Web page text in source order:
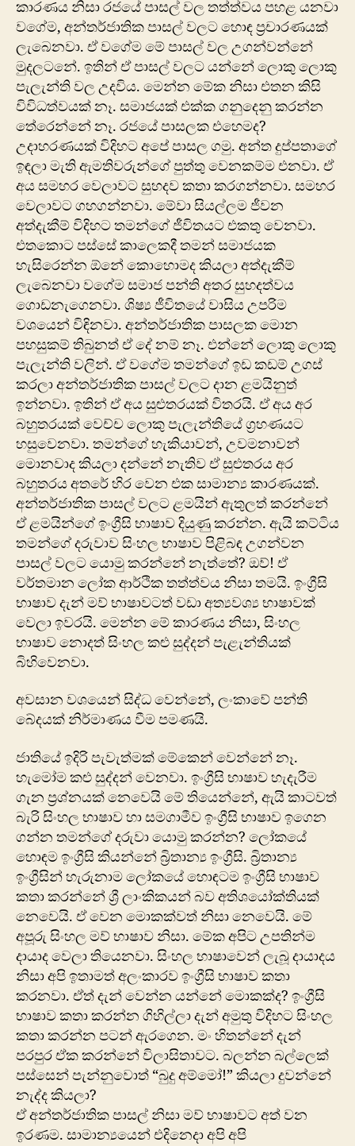
කාරණය නිසා රජයේ පාසල් වල තත්ත්වය පහළ යනවා
ව‍ගේම, අන්තර්ජාතික පාසල් වලට හොඳ ප්‍රචාරණයක්
ලැබෙනවා. ඒ වගේම මේ පාසල් වල උගන්වන්නේ
මුදලටනේ. ඉතින් ඒ පාසල් වලට යන්නේ ලොකු ලොකු
පැලැන්ති වල උදවිය. මෙන්න මේක නිසා ‍එත‍න කිසි
විවිධත්වයක් නෑ. සමාජයක් එක්ක ගනුදෙනු කරන්න
තේරෙන්නේ නෑ. රජයේ පාසලක එහෙමද?
උදාහරණයක් විදිහට අපේ පාසල ගමු. අන්ත දුප්පතාගේ
ඉඳලා මැති ඇමතිවරුන්ගේ පුත්තු වෙනකම්ම එනවා. ඒ
අය සමහර වෙලාවට සුහදව කතා කරගන්නවා. සමහර
වෙලාවට ගහගන්නවා. මේවා සියල්ලම ජීවන
අත්දැකීම් විදිහට තමන්ගේ ජීවි‍තයට එකතු වෙනවා.
එතකොට පස්සේ කාලෙකදී තමන් සමාජයක
හැසිරෙන්න ඕනේ කොහොමද කියලා අත්දැකීම්
ලැබෙනවා වගේම සමාජ පන්ති අතර සුහදත්වය
ගොඩනැගෙනවා. ශිෂ්‍ය ජීවිතයේ වාසිය උපරිම
වශයෙන් විඳිනවා. අන්තර්ජාතික පාසලක මොන
පහසුකම් තිබුනත් ඒ දේ නම් නෑ. එන්නේ ලොකු ලොකු
පැලැන්ති වලින්. ඒ වගේම තමන්ගේ ඉඩ කඩම් උගස්
කරලා අන්තර්ජාතික පාසල් වලට දාන ළමයිනුත්
ඉන්නවා. ඉතින් ඒ අය සුළුතරයක් විතරයි. ඒ අය අර
බහුතරයක් වෙච්ච ලොකු පැලැන්තියේ ග්‍රහණයට
හසුවෙනවා. තමන්ගේ හැකියාවන්, උවමනාවන්
මොනවාද කියලා දන්නේ නැතිව ඒ සුළුතරය අර
බහුතරය අතරේ හිර වෙන එක සාමාන්‍ය කාරණයක්.
අන්තර්ජාතික පාසල් වලට ළමයින් ඇතුලත් කරන්නේ
ඒ ළමයින්ගේ ඉංග්‍රීසි භාෂාව දියුණු කරන්න. ඇයි කට්ටිය
තමන්ගේ දරුවාව සිංහල භාෂාව පිළිබඳ උගන්වන
පාසල් වලට යොමු කරන්නේ නැත්තේ? ඔව්! ඒ
වර්තමාන ලෝක ආර්ථික තත්ත්වය නිසා තමයි. ඉංග්‍රීසි
භාෂාව දැන් මව් භාෂාවටත් වඩා අත්‍යවශ්‍ය භාෂාවක්
වෙලා ඉවරයි. මෙන්න මේ කාරණය නිසා, සිංහල
භාෂාව නොදත් සිංහල කළු සුද්දන් පැළැන්තියක්
බිහිවෙනවා.
අවසාන වශයෙන් සිද්ධ වෙන්නේ, ලංකාවේ පන්ති
බේදයක් නිර්මාණය වීම පමණයි.
ජාතියේ ඉදිරි පැවැත්මක් මේකෙන් වෙන්නේ නෑ.
හැමෝම කළු සුද්දන් වෙනවා. ඉංග්‍රීසි භාෂාව හැදැරීම
ගැන ප්‍රශ්නයක් නෙවෙයි මේ තියෙන්නේ, ඇයි කාටවත්
බැරි සිංහල භාෂාව හා සමගාමීව ඉංග්‍රීසි භාෂාව ඉගෙන
ගන්න තමන්‍‍ගේ දරුවා යොමු කරන්න? ලෝකයේ
හොඳම ඉංග්‍රීසි කියන්නේ බ්‍රිතාන්‍ය ඉංග්‍රීසි. බ්‍රිතාන්‍ය
ඉංග්‍රීසින් හැරුනාම ලෝකයේ හොඳටම ඉංග්‍රීසි භාෂාව
කතා කරන්නේ ශ්‍රී ලාංකිකයන් බව අතිශයෝක්තියක්
නෙවෙයි. ඒ වෙන මොකක්වත් නිසා නෙවෙයි. මේ
අපූරු සිංහල මව් භාෂාව නිසා. මේක අපිට උපතින්ම
දායාද වෙලා තියෙනවා. සිංහල භාෂාවෙන් ලැබූ දායාදය
නිසා අපි ඉතාමත් අලංකාරව ඉංග්‍රීසි භාෂාව කතා
කරනවා. ඒත් දැන් වෙන්න යන්නේ මොකක්ද? ඉංග්‍රීසි
භාෂාව කතා කරන්න ගිහිල්ලා දැන් අමුතු විදිහට සිංහල
කතා කරන්න පටන් ඇරගෙන. මං හිතන්නේ දැන්
පරපුර ඒක කරන්නේ විලාසිතාවට. බලන්න බල්ලෙක්
පස්සෙන් පැන්නුවොත් “බුදු අම්මෝ!” කියලා දුවන්නේ
නැද්ද කියලා?
ඒ අන්තර්ජාතික පාසල් නිසා මව් භාෂාවට අත් වන
ඉරණම. සාමාන්‍යයෙන් එදිනෙදා අපි අපි